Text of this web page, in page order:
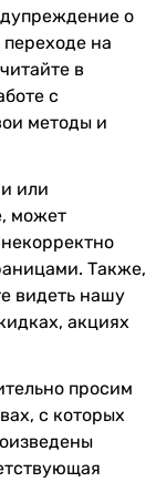
о
на
в
с
методы и
или
может
Также,
видеть нашу
акциях
просим
с которых